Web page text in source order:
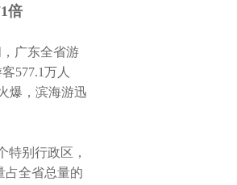
倍
广东全省游
577.1万人
爆，滨海游迅
特别行政区，
占全省总量的